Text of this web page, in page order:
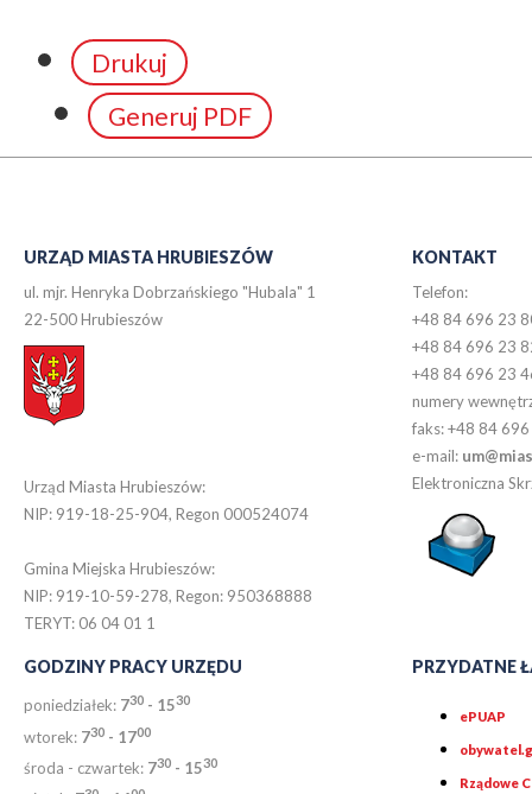
Drukuj
Generuj PDF
URZĄD MIASTA HRUBIESZÓW
ul. mjr. Henryka Dobrzańskiego "Hubala" 1
22-500 Hrubieszów
Urząd Miasta Hrubieszów:
NIP: 919-18-25-904, Regon 000524074
Gmina Miejska Hrubieszów:
NIP: 919-10-59-278, Regon: 950368888
TERYT: 06 04 01 1
KONTAKT
Telefon:
+48 84 696 23
+48 84 696 23
+48 84 696 23
numery
faks: +48 84
e-mail:
Elektroniczna
GODZINY PRACY URZĘDU
poniedziałek: 730 - 1530
wtorek: 730 - 1700
środa - czwartek: 730 - 1530
PRZYDATNE
ePUAP
Rządowe